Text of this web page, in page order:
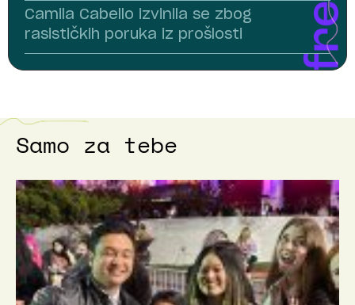
Camila Cabello izvinila se zbog
rasističkih poruka iz prošlosti
Samo za tebe